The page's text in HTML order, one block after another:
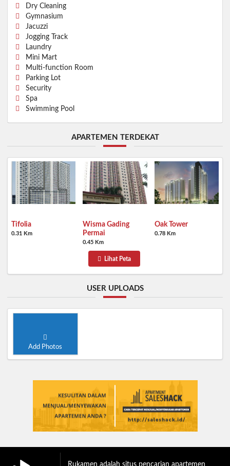
Dry Cleaning
Gymnasium
Jacuzzi
Jogging Track
Laundry
Mini Mart
Multi-function Room
Parking Lot
Security
Spa
Swimming Pool
APARTEMEN TERDEKAT
Tifolia
0.31 Km
Wisma Gading
Permai
0.45 Km
Oak Tower
0.78 Km
Lihat Peta
USER UPLOADS
Add Photos
Rukamen adalah situs pencarian apartemen